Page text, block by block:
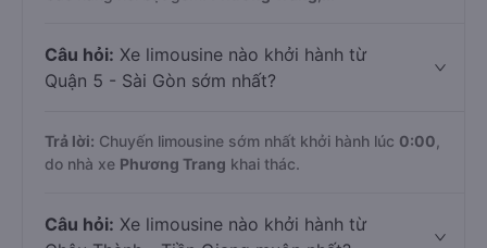
Câu hỏi: Xe limousine nào khởi hành từ
Quận 5 - Sài Gòn sớm nhất?
Trả lời: Chuyến limousine sớm nhất khởi hành lúc 0:00
do nhà xe Phương Trang khai thác.
Câu hỏi: Xe limousine nào khởi hành từ